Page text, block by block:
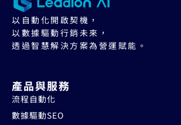
以自動化開啟契機，
以數據驅動行銷未來，
透過智慧解決方案為營運賦能。
產品與服務
流程自動化
數據驅動SEO